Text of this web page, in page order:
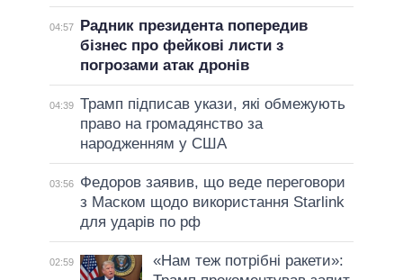
04:57
Радник президента попередив
бізнес про фейкові листи з
погрозами атак дронів
04:39 Трамп підписав укази, які обмежують
право на громадянство за
народженням у США
03:56
Федоров заявив, що веде переговори
з Маском щодо використання Starlink
для ударів по рф
02:59
«Нам теж потрібні ракети»: